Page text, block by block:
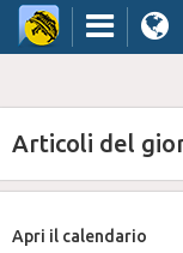
Articoli del
Apri il calendario